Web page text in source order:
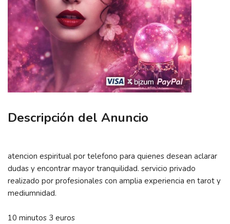
Descripción del Anuncio
atencion espiritual por telefono para quienes desean aclarar
dudas y encontrar mayor tranquilidad. servicio privado
realizado por profesionales con amplia experiencia en tarot y
mediumnidad.
10 minutos 3 euros